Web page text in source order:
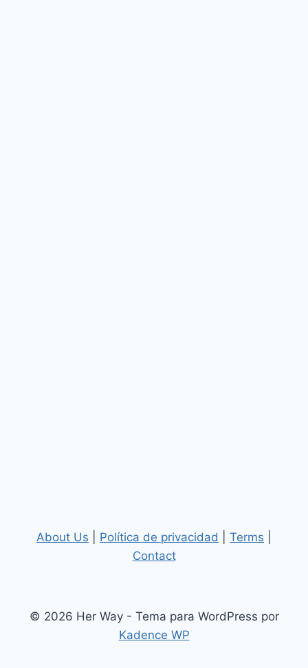
About Us Política de privacidad Terms
Contact
© 2026 Her Way - Tema para WordPress por
Kadence WP